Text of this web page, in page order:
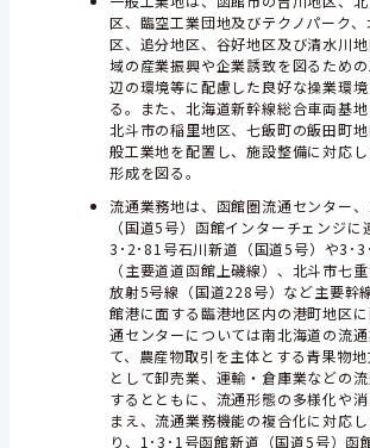
区、臨空工業団地及びテクノパーク
区、追分地区、谷好地区及び清水川
域の産業振興や企業誘致を図るため
辺の環境等に配慮した良好な操業環
る。また、北海道新幹線総合車両基
北斗市の稲里地区、七飯町の飯田町
般工業地を配置し、施設整備に対応
形成を図る。
流通業務地は、函館圏流通センター
（国道5号）函館インターチェンジに
3･2･81号石川新道（国道5号）や3･
（主要道道函館上磯線）、北斗市七
放射5号線（国道228号）など主要幹
館港に面する臨港地区内の港町地区
通センターについては南北海道の流
て、農産物取引を主体とする青果物
として卸売業、運輸・倉庫業などの
するとともに、流通形態の多様化や
まえ、流通業務機能の複合化に対応
り、1･3･1号函館新道（国道5号）函